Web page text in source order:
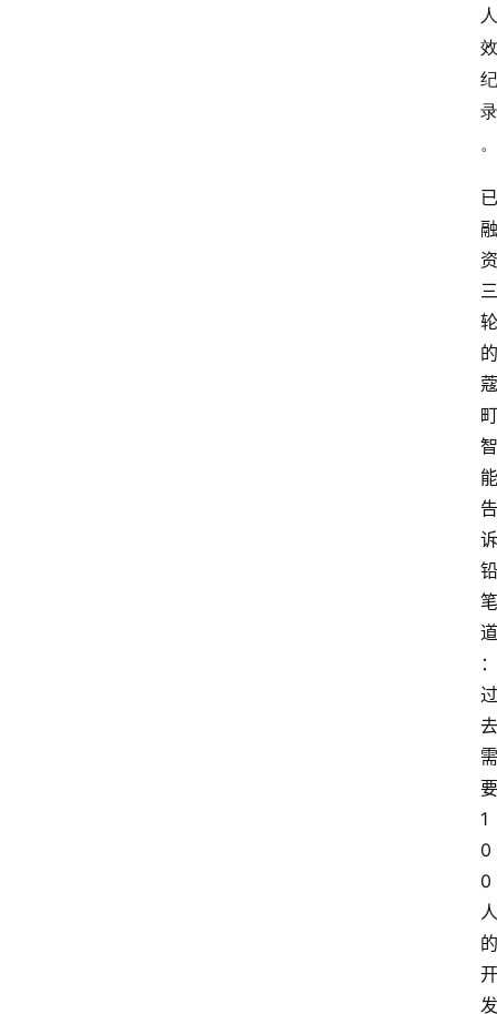
人
效
纪
录
。
已
融
资
三
轮
的
蔻
町
智
能
告
诉
铅
笔
道
：
过
去
需
要
1
0
0
人
的
开
发